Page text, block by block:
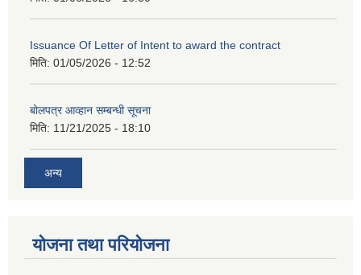
Issuance Of Letter of Intent to award the contract
मिति: 01/05/2026 - 12:52
बोलपत्र आव्हान सम्बन्धी सूचना
मिति: 11/21/2025 - 18:10
अन्य
योजना तथा परियोजना